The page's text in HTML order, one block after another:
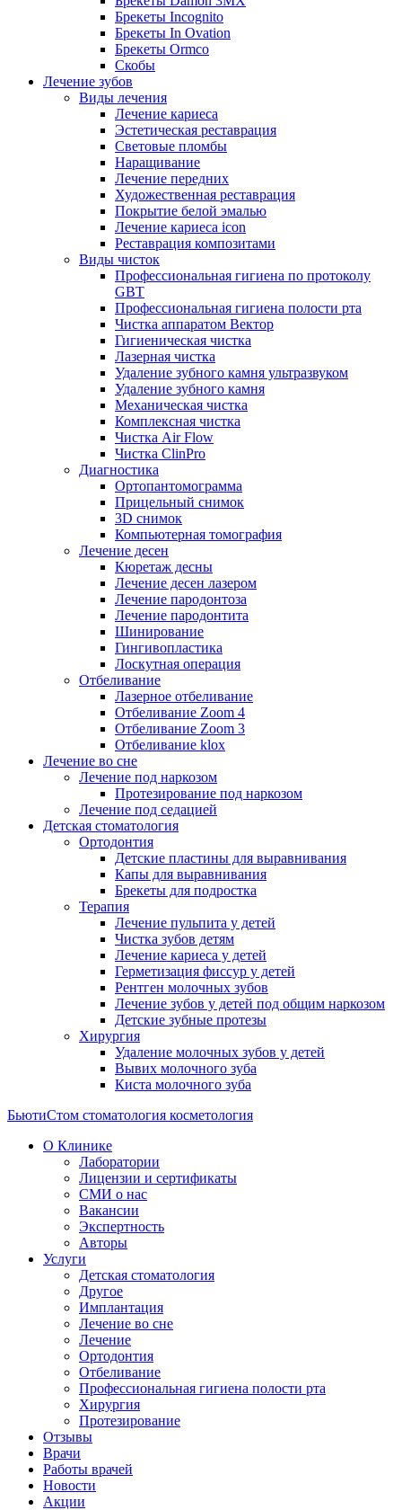
Брекеты Incognito
Брекеты In Ovation
Брекеты Ormco
Скобы
Лечение зубов
Виды лечения
Лечение кариеса
Эстетическая реставрация
Световые пломбы
Наращивание
Лечение передних
Художественная реставрация
Покрытие белой эмалью
Лечение кариеса icon
Реставрация композитами
Виды чисток
Профессиональная гигиена по протоколу
GBT
Профессиональная гигиена полости рта
Чистка аппаратом Вектор
Гигиеническая чистка
Лазерная чистка
Удаление зубного камня ультразвуком
Удаление зубного камня
Механическая чистка
Комплексная чистка
Чистка Air Flow
Чистка ClinPro
Диагностика
Ортопантомограмма
Прицельный снимок
3D снимок
Компьютерная томография
Лечение десен
Кюретаж десны
Лечение десен лазером
Лечение пародонтоза
Лечение пародонтита
Шинирование
Гингивопластика
Лоскутная операция
Отбеливание
Лазерное отбеливание
Отбеливание Zoom 4
Отбеливание Zoom 3
Отбеливание klox
Лечение во сне
Лечение под наркозом
Протезирование под наркозом
Лечение под седацией
Детская стоматология
Ортодонтия
Детские пластины для выравнивания
Капы для выравнивания
Брекеты для подростка
Терапия
Лечение пульпита у детей
Чистка зубов детям
Лечение кариеса у детей
Герметизация фиссур у детей
Рентген молочных зубов
Лечение зубов у детей под общим наркозом
Детские зубные протезы
Хирургия
Удаление молочных зубов у детей
Вывих молочного зуба
Киста молочного зуба
БьютиСтом стоматология косметология
О Клинике
Лаборатории
Лицензии и сертификаты
СМИ о нас
Вакансии
Экспертность
Авторы
Услуги
Детская стоматология
Другое
Имплантация
Лечение во сне
Лечение
Ортодонтия
Отбеливание
Профессиональная гигиена полости рта
Хирургия
Протезирование
Отзывы
Врачи
Работы врачей
Новости
Акции